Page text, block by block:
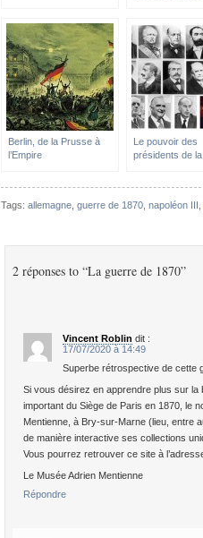
Berlin, de la Prusse à
l’Empire
Le pouvoir des
présidents de la
Tags: allemagne guerre de 1870 napoléon III
2 réponses to “La guerre de 1870”
Vincent Roblin dit :
17/07/2020 à 14:49
Superbe rétrospective de cette
Si vous désirez en apprendre plus sur la
important du Siège de Paris en 1870, le
Mentienne, à Bry-sur-Marne (lieu, entre
de manière interactive ses collections
Vous pourrez retrouver ce site à
Le Musée Adrien Mentienne
Répondre